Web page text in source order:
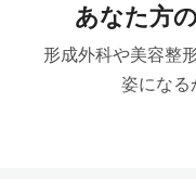
あなた方
形成外科や美容整
姿になる